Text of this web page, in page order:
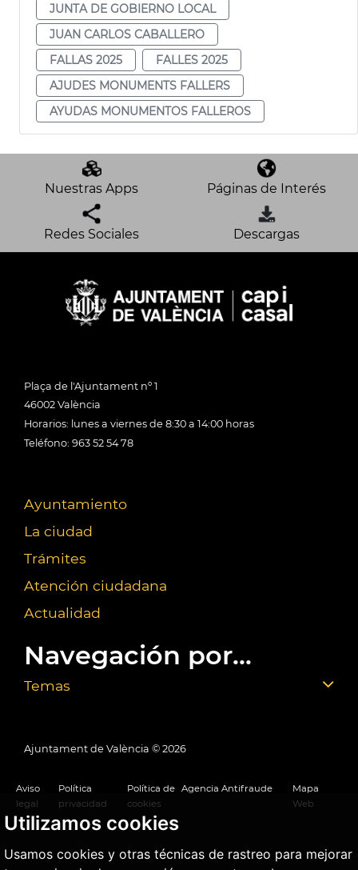
Utilizamos cookies
Usamos cookies y otras técnicas de rastreo para mejorar
JUNTA DE GOBIERNO LOCAL
JUAN CARLOS CABALLERO
FALLAS 2025
FALLES 2025
AJUDES MONUMENTS FALLERS
AYUDAS MONUMENTOS FALLEROS
Nuestras Apps Páginas de Interés
Redes Sociales Descargas
Plaça de l'Ajuntament nº 1
46002 València
Horarios: lunes a viernes de 8:30 a 14:00 horas
Teléfono: 963 52 54 78
Ayuntamiento
La ciudad
Trámites
Atención ciudadana
Actualidad
Navegación por...
Temas
Ajuntament de València © 2026
Aviso
legal
Política
privacidad
Política de
cookies
Agencia Antifraude
Mapa
Web